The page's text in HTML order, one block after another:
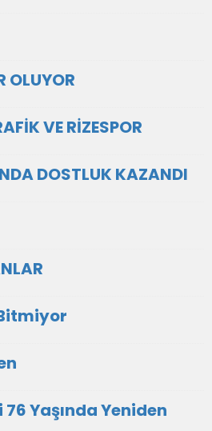
OLUYOR
VE RİZESPOR
DOSTLUK KAZANDI
Yaşında Yeniden